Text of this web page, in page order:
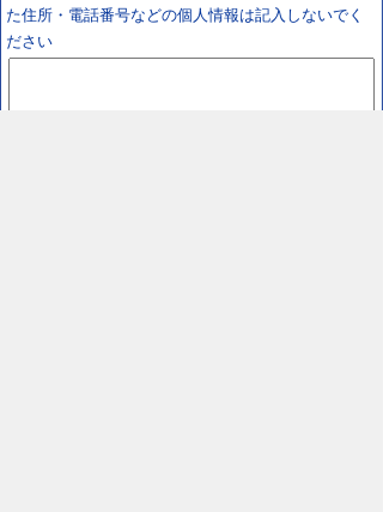
た住所・電話番号などの個人情報は記入しないでく
ださい